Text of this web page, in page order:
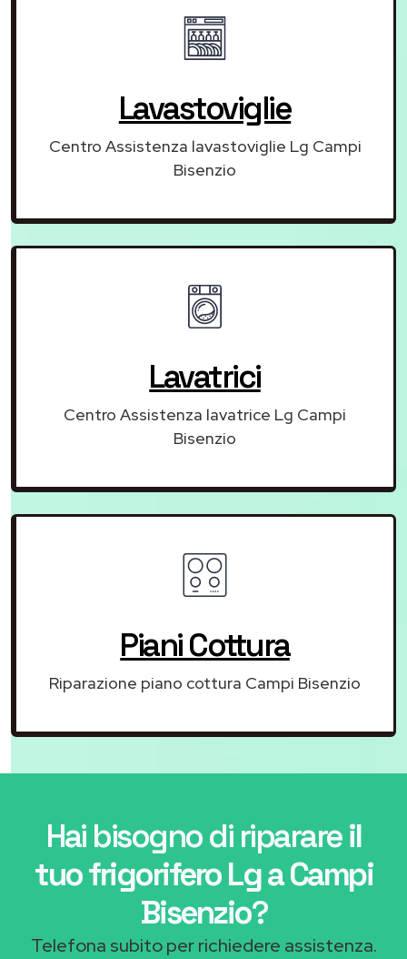
Lavastoviglie
Centro Assistenza lavastoviglie Lg Campi
Bisenzio
Lavatrici
Centro Assistenza lavatrice Lg Campi
Bisenzio
Piani Cottura
Riparazione piano cottura Campi Bisenzio
Hai bisogno di riparareil
tuo frigorifero Lg a Campi
Bisenzio?
Telefona subito per richiedere assistenza.